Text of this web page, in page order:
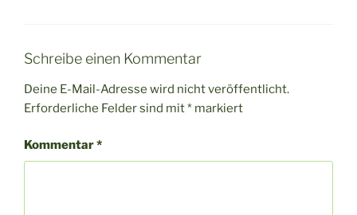
Schreibe einen Kommentar
Deine E-Mail-Adresse wird nicht veröffentlicht.
Erforderliche Felder sind mit* markiert
Kommentar*